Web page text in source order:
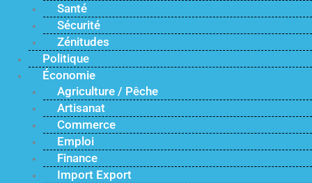
Santé
Sécurité
Zénitudes
Politique
Économie
Agriculture / Pêche
Artisanat
Commerce
Emploi
Finance
Import Export